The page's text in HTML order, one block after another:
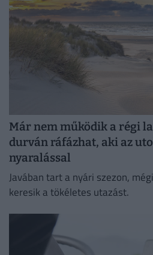
Már nem működik a régi
durván ráfázhat, aki az
nyaralással
Javában tart a nyári szezon,
keresik a tökéletes utazást.